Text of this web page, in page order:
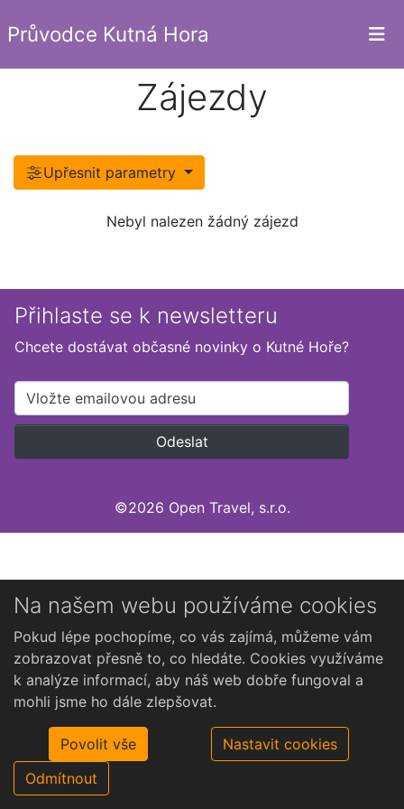
Průvodce Kutná Hora
Zájezdy
Upřesnit parametry
Nebyl nalezen žádný zájezd
Přihlaste se k newsletteru
Chcete dostávat občasné novinky o Kutné Hoře?
©2026 Open Travel, s.r.o.
Na našem webu používáme cookies
Pokud lépe pochopíme, co vás zajímá, můžeme vám
zobrazovat přesně to, co hledáte. Cookies využíváme
k analýze informací, aby náš web dobře fungoval a
mohli jsme ho dále zlepšovat.
Povolit vše
Nastavit cookies
Odmítnout